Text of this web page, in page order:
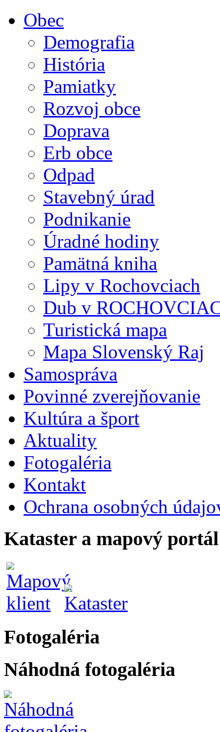
Obec
Demografia
História
Pamiatky
Rozvoj obce
Doprava
Erb obce
Odpad
Stavebný úrad
Podnikanie
Úradné hodiny
Pamätná kniha
Lipy v Rochovciach
Dub v
Turistická mapa
Mapa Slovenský Raj
Samospráva
Povinné zverejňovanie
Kultúra a šport
Aktuality
Fotogaléria
Kontakt
Ochrana osobných
Kataster a mapový portál
Fotogaléria
Náhodná fotogaléria